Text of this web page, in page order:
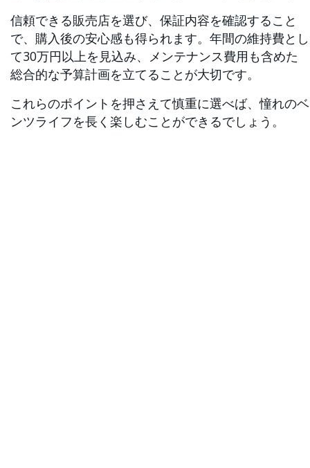
信頼できる販売店を選び、保証内容を確認すること
で、購入後の安心感も得られます。年間の維持費とし
て30万円以上を見込み、メンテナンス費用も含めた
総合的な予算計画を立てることが大切です。
これらのポイントを押さえて慎重に選べば、憧れのベ
ンツライフを長く楽しむことができるでしょう。